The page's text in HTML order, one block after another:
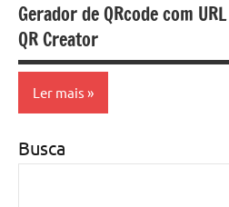
Gerador de QRcode com
QR Creator
Ler mais
Dicas
Busca